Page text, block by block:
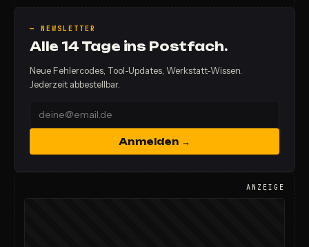
— NEWSLETTER
Alle 14 Tage ins Postfach.
Neue Fehlercodes, Tool-Updates, Werkstatt-Wissen.
Jederzeit abbestellbar.
Anmelden →
ANZEIGE